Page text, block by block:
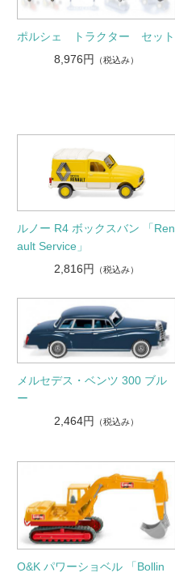
ポルシェ トラクター セット
8,976円 （税込み）
ルノー R4 ボックスバン 「Ren
ault Service」
2,816円
（税込み）
メルセデス・ベンツ 300 ブル
ー
2,464円
（税込み）
O&K パワーショベル 「Bollin